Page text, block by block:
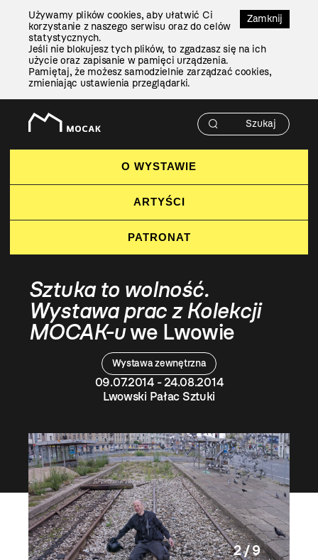
Zamknij
Używamy plików cookies, aby ułatwić Ci
korzystanie z naszego serwisu oraz do celów
statystycznych.
Jeśli nie blokujesz tych plików, to zgadzasz się na ich
użycie oraz zapisanie w pamięci urządzenia.
Pamiętaj, że możesz samodzielnie zarządzać cookies,
zmieniając ustawienia przeglądarki.
O WYSTAWIE
ARTYŚCI
PATRONAT
Wystawa zewnętrzna
09.07.2014 - 24.08.2014
Lwowski Pałac Sztuki
Sztuka to wolność.
Wystawa prac z Kolekcji
MOCAK-uwe Lwowie
2 / 9